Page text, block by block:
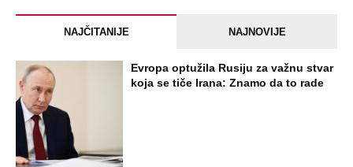
NAJČITANIJE NAJNOVIJE
Evropa optužila Rusiju za važnu stvar
koja se tiče Irana: Znamo da to rade